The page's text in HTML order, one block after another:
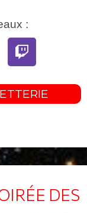
:
Twitch
DES